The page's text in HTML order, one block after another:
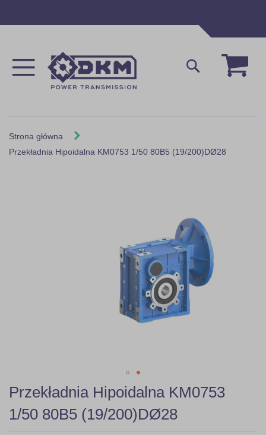
Mój
Szukaj
Strona główna
Przekładnia Hipoidalna KM0753 1/50 80B5 (19/200)DØ28
Skip
to
the
beginning
Przekładnia Hipoidalna KM0753
1/50 80B5 (19/200)DØ28